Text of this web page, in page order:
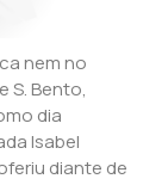
nem no
S. Bento,
dia
Isabel
diante de